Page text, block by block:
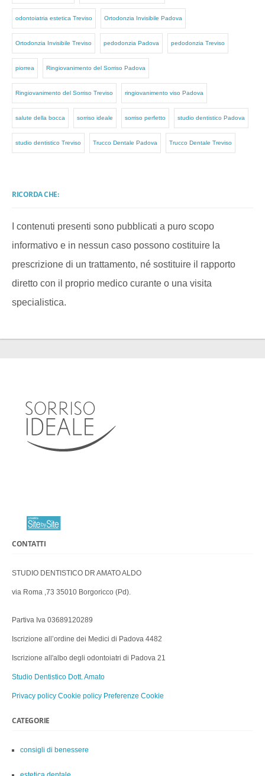
odontoiatria estetica Treviso Ortodonzia Invisibile Padova
Ortodonzia Invisibile Treviso pedodonzia Padova pedodonzia Treviso
piorrea Ringiovanimento del Sorriso Padova
Ringiovanimento del Sorriso Treviso ringiovanimento viso Padova
salute della bocca sorriso ideale sorriso perfetto studio dentistico Padova
studio dentistico Treviso Trucco Dentale Padova Trucco Dentale Treviso
RICORDA CHE:
I contenuti presenti sono pubblicati a puro scopo
informativo e in nessun caso possono costituire la
prescrizione di un trattamento, né sostituire il rapporto
diretto con il proprio medico curante o una visita
specialistica.
CONTATTI
STUDIO DENTISTICO DR AMATO ALDO
via Roma ,73 35010 Borgoricco (Pd).
Partiva Iva 03689120289
Iscrizione all’ordine dei Medici di Padova 4482
Iscrizione all'albo degli odontoiatri di Padova 21
Studio Dentistico Dott. Amato
Privacy policy Cookie policy Preferenze Cookie
CATEGORIE
consigli di benessere